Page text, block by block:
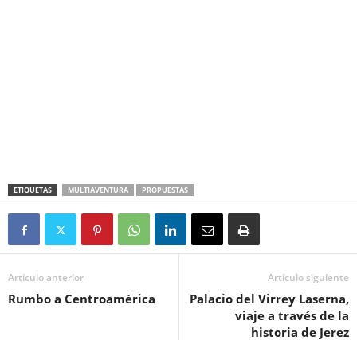
ETIQUETAS MULTIAVENTURA PROPUESTAS
Artículo anterior
Rumbo a Centroamérica
Artículo siguiente
Palacio del Virrey Laserna,
viaje a través de la
historia de Jerez